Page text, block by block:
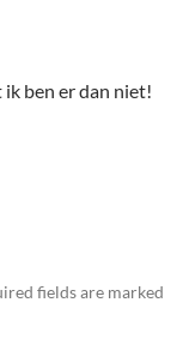
ik ben er dan niet!
fields are marked